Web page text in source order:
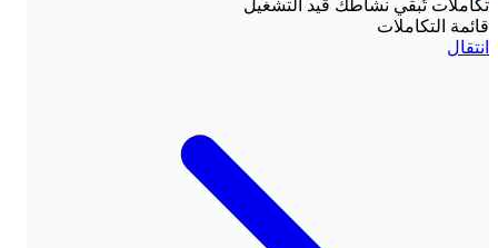
تكاملات تُبقي نشاطك قيد التشغيل
قائمة التكاملات
انتقال